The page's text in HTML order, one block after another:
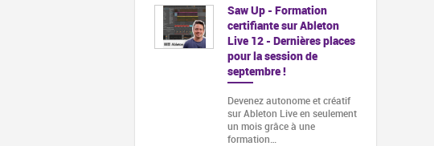
Saw Up - Formation
certifiante sur Ableton
Live 12 - Dernières places
pour la session de
septembre !
Devenez autonome et créatif
sur Ableton Live en seulement
un mois grâce à une
formation…